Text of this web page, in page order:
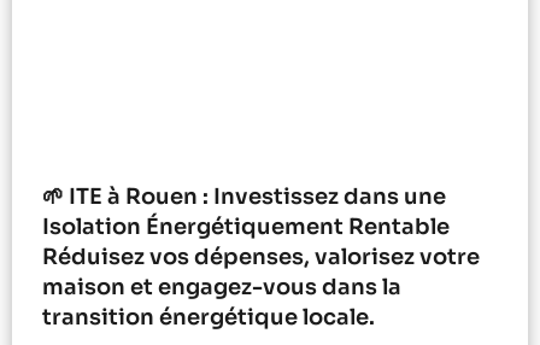
🌱 ITE à Rouen : Investissez dans une
Isolation Énergétiquement Rentable
Réduisez vos dépenses, valorisez votre
maison et engagez-vous dans la
transition énergétique locale.